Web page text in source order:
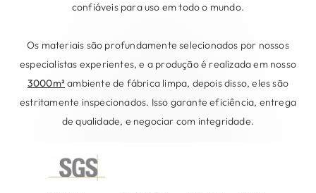
confiáveis ​​para uso em todo o mundo.
Os materiais são profundamente selecionados por nossos
especialistas experientes, e a produção é realizada em nosso
3000m² ambiente de fábrica limpa, depois disso, eles são
estritamente inspecionados. Isso garante eficiência, entrega
de qualidade, e negociar com integridade.